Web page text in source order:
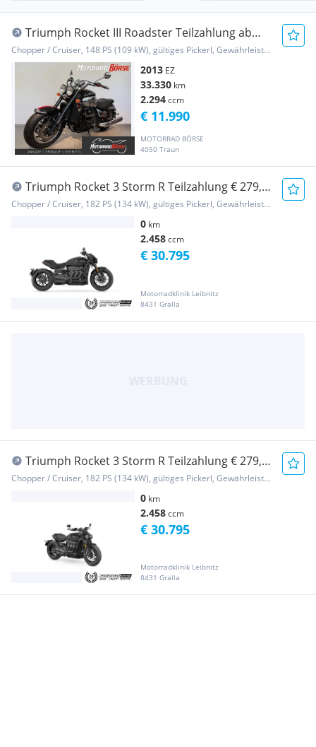
Triumph Rocket III Roadster Teilzahlung ab
120 Euro mon...
Chopper / Cruiser, 148 PS (109 kW), gültiges Pickerl, Gewährleistung
2013 EZ
33.330 km
2.294ccm
MOTORRAD BÖRSE
4050 Traun
€ 11.990
Triumph Rocket 3 Storm R Teilzahlung € 279,-
mit Garantie
Chopper / Cruiser, 182 PS (134 kW), gültiges Pickerl, Gewährleistung
0 km
2.458ccm
Motorradklinik Leibnitz
8431 Gralla
€ 30.795
Triumph Rocket 3 Storm R Teilzahlung € 279,-
mit Garantie
Chopper / Cruiser, 182 PS (134 kW), gültiges Pickerl, Gewährleistung
0 km
2.458ccm
Motorradklinik Leibnitz
8431 Gralla
€ 30.795